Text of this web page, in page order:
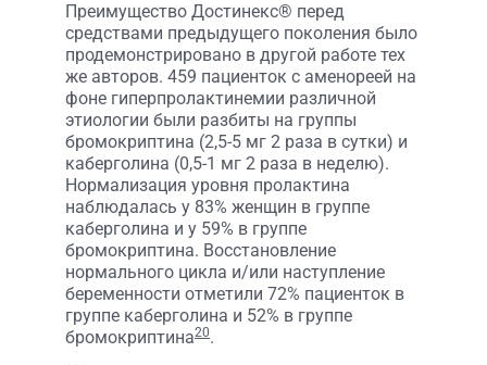
Преимущество Достинекс® перед
средствами предыдущего поколения было
продемонстрировано в другой работе тех
же авторов. 459 пациенток с аменореей на
фоне гиперпролактинемии различной
этиологии были разбиты на группы
бромокриптина (2,5-5 мг 2 раза в сутки) и
каберголина (0,5-1 мг 2 раза в неделю).
Нормализация уровня пролактина
наблюдалась у 83% женщин в группе
каберголина и у 59% в группе
бромокриптина. Восстановление
нормального цикла и/или наступление
беременности отметили 72% пациенток в
группе каберголина и 52% в группе
бромокриптина20.